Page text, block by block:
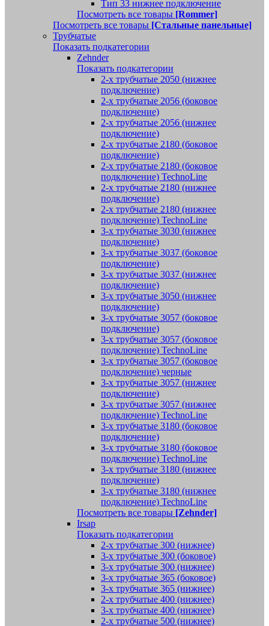
Тип 33 нижнее подключение
Посмотреть все товары [Rommer]
Посмотреть все товары [Стальные панельные]
Трубчатые
Показать подкатегории
Zehnder
Показать подкатегории
2-х трубчатые 2050 (нижнее
подключение)
2-х трубчатые 2056 (боковое
подключение)
2-х трубчатые 2056 (нижнее
подключение)
2-х трубчатые 2180 (боковое
подключение)
2-х трубчатые 2180 (боковое
подключение) TechnoLine
2-х трубчатые 2180 (нижнее
подключение)
2-х трубчатые 2180 (нижнее
подключение) TechnoLine
3-х трубчатые 3030 (нижнее
подключение)
3-х трубчатые 3037 (боковое
подключение)
3-х трубчатые 3037 (нижнее
подключение)
3-х трубчатые 3050 (нижнее
подключение)
3-х трубчатые 3057 (боковое
подключение)
3-х трубчатые 3057 (боковое
подключение) TechnoLine
3-х трубчатые 3057 (боковое
подключение) черные
3-х трубчатые 3057 (нижнее
подключение)
3-х трубчатые 3057 (нижнее
подключение) TechnoLine
3-х трубчатые 3180 (боковое
подключение)
3-х трубчатые 3180 (боковое
подключение) TechnoLine
3-х трубчатые 3180 (нижнее
подключение)
3-х трубчатые 3180 (нижнее
подключение) TechnoLine
Посмотреть все товары [Zehnder]
Irsap
Показать подкатегории
2-х трубчатые 300 (нижнее)
3-х трубчатые 300 (боковое)
3-х трубчатые 300 (нижнее)
3-х трубчатые 365 (боковое)
3-х трубчатые 365 (нижнее)
2-х трубчатые 400 (нижнее)
3-х трубчатые 400 (нижнее)
2-х трубчатые 500 (нижнее)